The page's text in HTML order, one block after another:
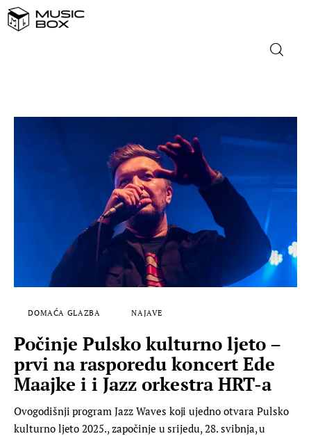
STRANA GLAZBA
MUSIC BOX
DOMAĆA GLAZBA NAJAVE
Počinje Pulsko kulturno ljeto –
prvi na rasporedu koncert Ede
Maajke i i Jazz orkestra HRT-a
Ovogodišnji program Jazz Waves koji ujedno otvara Pulsko
kulturno ljeto 2025., započinje u srijedu, 28. svibnja, u